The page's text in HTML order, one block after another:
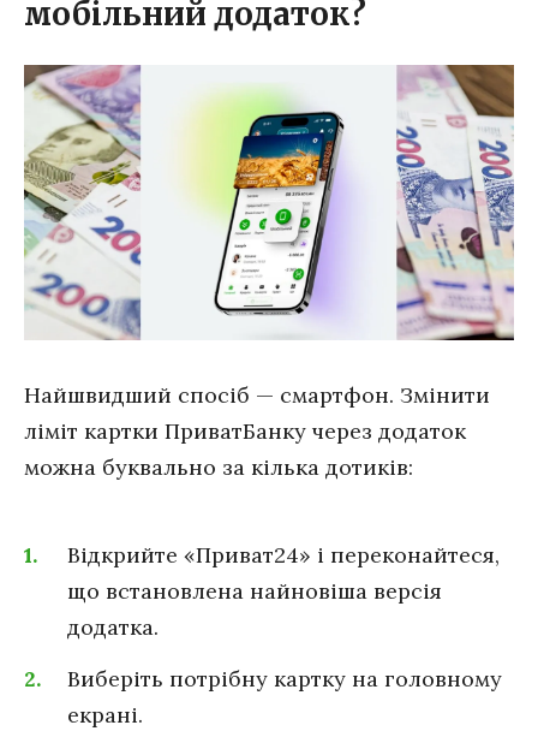
мобільний додаток?
Найшвидший спосіб — смартфон. Змінити
ліміт картки ПриватБанку через додаток
можна буквально за кілька дотиків:
Відкрийте «Приват24» і переконайтеся,
що встановлена найновіша версія
додатка.
Виберіть потрібну картку на головному
екрані.